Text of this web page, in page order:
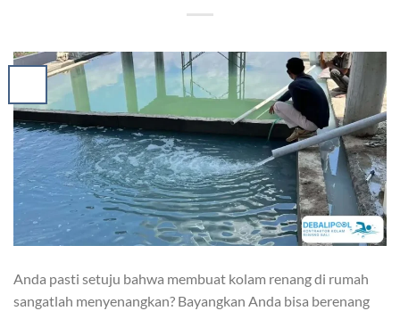
Anda pasti setuju bahwa membuat kolam renang di rumah
sangatlah menyenangkan? Bayangkan Anda bisa berenang